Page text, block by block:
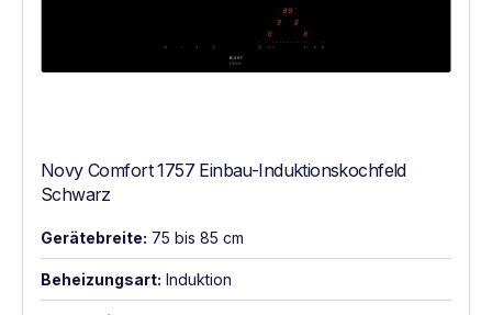
Novy Comfort 1757 Einbau-Induktionskochfeld
Schwarz
Gerätebreite: 75 bis 85 cm
Beheizungsart: Induktion